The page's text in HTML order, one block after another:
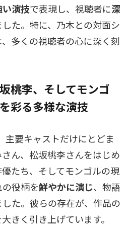
演技で表現し、視聴者に深
た。特に、乃木との対面シ
、多くの視聴者の心に深く刻
桃李、そしてモンゴ
彩る多様な演技
主要キャストだけにとどま
ん、松坂桃李さんをはじめ
たち、そしてモンゴルの現
役柄を鮮やかに演じ、物語
た。彼らの存在が、作品の
きく引き上げています。